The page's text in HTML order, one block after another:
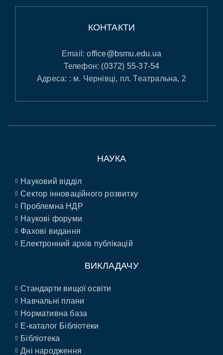
КОНТАКТИ
Email:office@bsmu.edu.ua
Телефон: (0372) 55-37-54
Адреса: : м. Чернівці, пл. Театральна, 2
НАУКА
Науковий відділ
Сектор інноваційного розвитку
Проблемна НДР
Наукові форуми
Фахові видання
Електронний архів публікацій
ВИКЛАДАЧУ
Стандарти вищої освіти
Навчальні плани
Нормативна база
E-каталог Бібліотеки
Бібліотека
Дні народження